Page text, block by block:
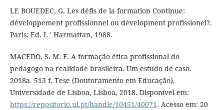
LE BOUEDEC, G. Les défis de la formation Continue:
développement profissionnel ou dévelopment profissionel?.
Paris: Ed. L ' Harmattan, 1988.
MACEDO, S. M. F. A formação ética profissional do
pedagogo na realidade brasileira. Um estudo de caso.
2018a. 513 f. Tese (Doutoramento em Educação),
Universidade de Lisboa, Lisboa, 2018. Disponível em:
https://repositorio.ul.pt/handle/10451/40071. Acesso em: 20